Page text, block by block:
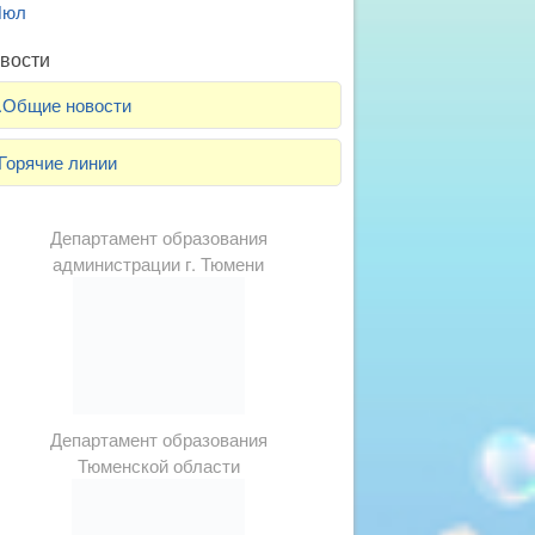
.Общие новости
Горячие линии
Департамент образования
администрации г. Тюмени
Департамент образования
Тюменской области